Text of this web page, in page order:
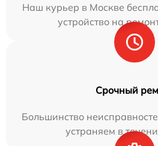
Наш курьер в Москве
устройство на
Срочный
Большинство
устраняем в